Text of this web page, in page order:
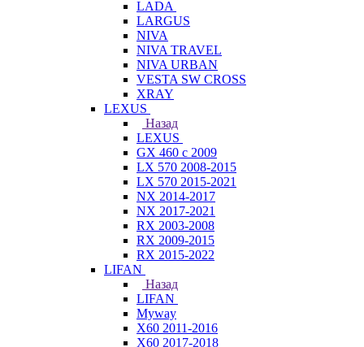
LADA
LARGUS
NIVA
NIVA TRAVEL
NIVA URBAN
VESTA SW CROSS
XRAY
LEXUS
Назад
LEXUS
GX 460 с 2009
LX 570 2008-2015
LX 570 2015-2021
NX 2014-2017
NX 2017-2021
RX 2003-2008
RX 2009-2015
RX 2015-2022
LIFAN
Назад
LIFAN
Myway
X60 2011-2016
X60 2017-2018